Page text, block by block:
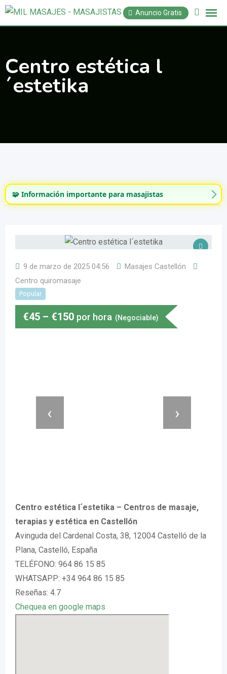
Saltar
Anuncio Gratis
Centro estética l
´estetika
🧩 Información importante para masajistas
9 de marzo de 2025 04:56
Masajes Castellón
Centro quiromasaje
Popular
€45 – €150 por hora (Negociable)
‹ ›
Centro estética l´estetika – Centros de masaje,
terapias y estética en Castellón
Avinguda del Cardenal Costa, 38, 12004 Castelló de la
Plana, Castelló, España
TELÉFONO: 964 86 15 85
WHATSAPP: +34 964 86 15 85
Reseñas: 4.7
Chequea en google maps